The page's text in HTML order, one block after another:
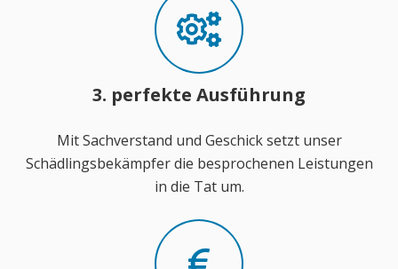
3. perfekte Ausführung
Mit Sachverstand und Geschick setzt unser
Schädlingsbekämpfer die besprochenen Leistungen
in die Tat um.